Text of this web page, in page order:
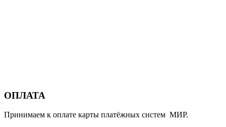
ОПЛАТА
Принимаем к оплате карты платёжных систем МИР.